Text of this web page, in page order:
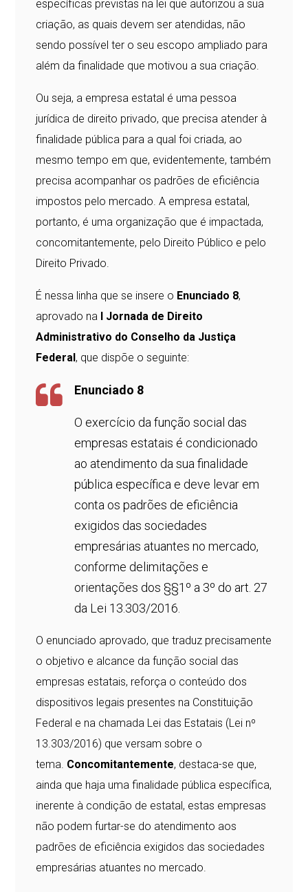
específicas previstas na lei que autorizou a sua
criação, as quais devem ser atendidas, não
sendo possível ter o seu escopo ampliado para
além da finalidade que motivou a sua criação.
Ou seja, a empresa estatal é uma pessoa
jurídica de direito privado, que precisa atender à
finalidade pública para a qual foi criada, ao
mesmo tempo em que, evidentemente, também
precisa acompanhar os padrões de eficiência
impostos pelo mercado. A empresa estatal,
portanto, é uma organização que é impactada,
concomitantemente, pelo Direito Público e pelo
Direito Privado.
É nessa linha que se insere o Enunciado 8,
aprovado na I Jornada de Direito
Administrativo do Conselho da Justiça
Federal, que dispõe o seguinte:
Enunciado 8
O exercício da função social das
empresas estatais é condicionado
ao atendimento da sua finalidade
pública específica e deve levar em
conta os padrões de eficiência
exigidos das sociedades
empresárias atuantes no mercado,
conforme delimitações e
orientações dos §§1º a 3º do art. 27
da Lei 13.303/2016.
O enunciado aprovado, que traduz precisamente
o objetivo e alcance da função social das
empresas estatais, reforça o conteúdo dos
dispositivos legais presentes na Constituição
Federal e na chamada Lei das Estatais (Lei nº
13.303/2016) que versam sobre o
tema. Concomitantemente, destaca-se que,
ainda que haja uma finalidade pública específica,
inerente à condição de estatal, estas empresas
não podem furtar-se do atendimento aos
padrões de eficiência exigidos das sociedades
empresárias atuantes no mercado.